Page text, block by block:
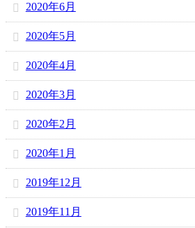
2020年6月
2020年5月
2020年4月
2020年3月
2020年2月
2020年1月
2019年12月
2019年11月